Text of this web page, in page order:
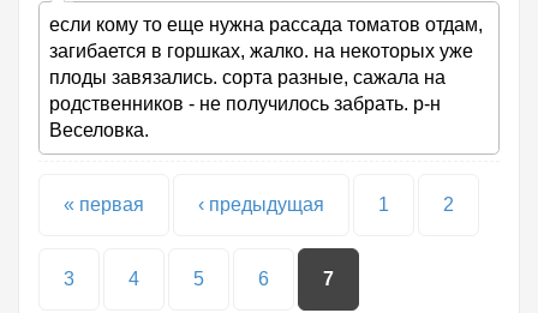
если кому то еще нужна рассада томатов отдам,
загибается в горшках, жалко. на некоторых уже
плоды завязались. сорта разные, сажала на
родственников - не получилось забрать. р-н
Веселовка.
Страницы
« первая ‹ предыдущая 1 2
3 4 5 6 7